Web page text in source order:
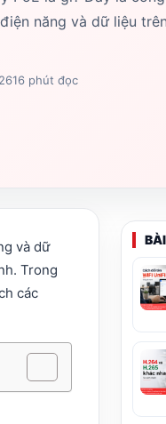
năng và dữ liệu
16 phút đọc
và dữ
. Trong
các